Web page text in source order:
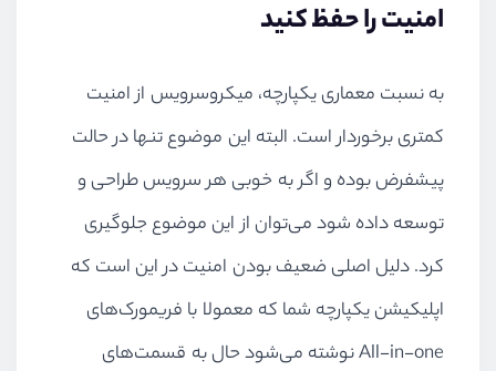
امنیت را حفظ کنید
به نسبت معماری یکپارچه، میکروسرویس از امنیت
کمتری برخوردار است. البته این موضوع تنها در حالت
پیشفرض بوده و اگر به خوبی هر سرویس طراحی و
توسعه داده شود می‌توان از این موضوع جلوگیری
کرد. دلیل اصلی ضعیف بودن امنیت در این است که
اپلیکیشن یکپارچه شما که معمولا با فریمورک‌های
All-in-oneنوشته می‌شود حال به قسمت‌های